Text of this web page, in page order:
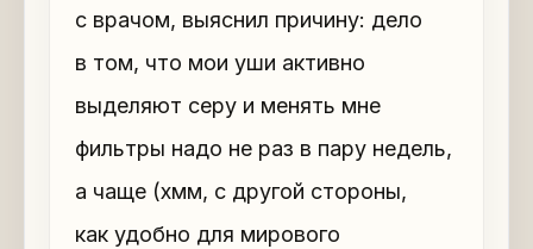
с врачом, выяснил причину: дело
в том, что мои уши активно
выделяют серу и менять мне
фильтры надо не раз в пару недель,
а чаще (хмм, с другой стороны,
как удобно для мирового